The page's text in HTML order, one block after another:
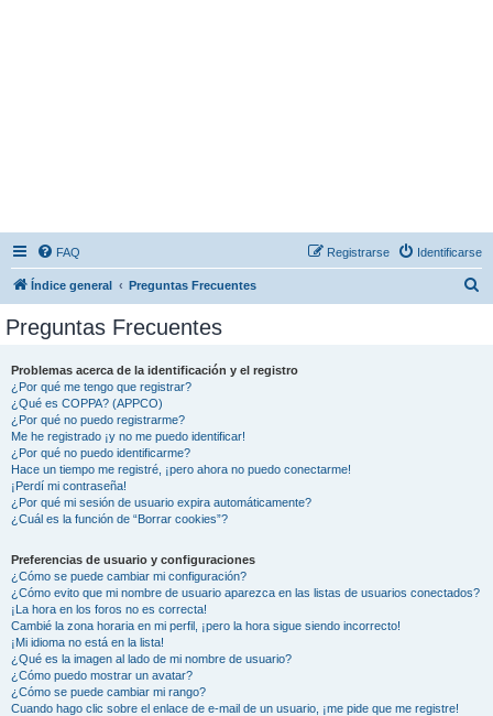
FAQ Identificarse
Registrarse
Índice general Preguntas Frecuentes
Preguntas Frecuentes
Problemas acerca de la identificación y el registro
¿Por qué me tengo que registrar?
¿Qué es COPPA? (APPCO)
¿Por qué no puedo registrarme?
Me he registrado ¡y no me puedo identificar!
¿Por qué no puedo identificarme?
Hace un tiempo me registré, ¡pero ahora no puedo conectarme!
¡Perdí mi contraseña!
¿Por qué mi sesión de usuario expira automáticamente?
¿Cuál es la función de “Borrar cookies”?
Preferencias de usuario y configuraciones
¿Cómo se puede cambiar mi configuración?
¿Cómo evito que mi nombre de usuario aparezca en las listas de usuarios conectados?
¡La hora en los foros no es correcta!
Cambié la zona horaria en mi perfil, ¡pero la hora sigue siendo incorrecto!
¡Mi idioma no está en la lista!
¿Qué es la imagen al lado de mi nombre de usuario?
¿Cómo puedo mostrar un avatar?
¿Cómo se puede cambiar mi rango?
Cuando hago clic sobre el enlace de e-mail de un usuario, ¡me pide que me registre!